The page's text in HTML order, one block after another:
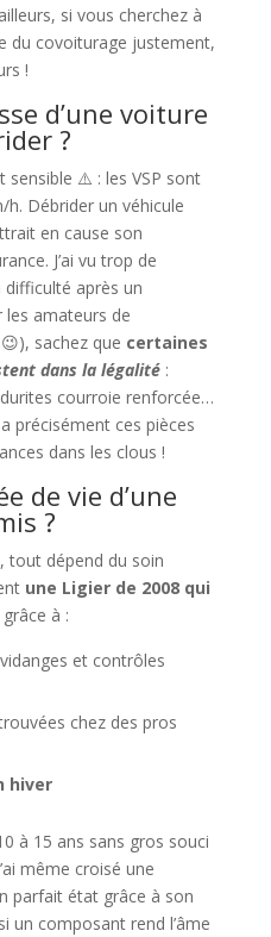
si vous cherchez à
du covoiturage justement,
!
d’une voiture
?
sensible ⚠️ : les VSP sont
Débrider un véhicule
en cause son
J’ai vu trop de
après un
les amateurs de
sachez que certaines
dans la légalité:
courroie renforcée…
précisément ces pièces
dans les clous !
de vie d’une
?
tout dépend du soin
une Ligier de 2008 qui
grâce à :
et contrôles
chez des pros
hiver
à 15 ans sans gros souci
même croisé une
parfait état grâce à son
un composant rend l’âme